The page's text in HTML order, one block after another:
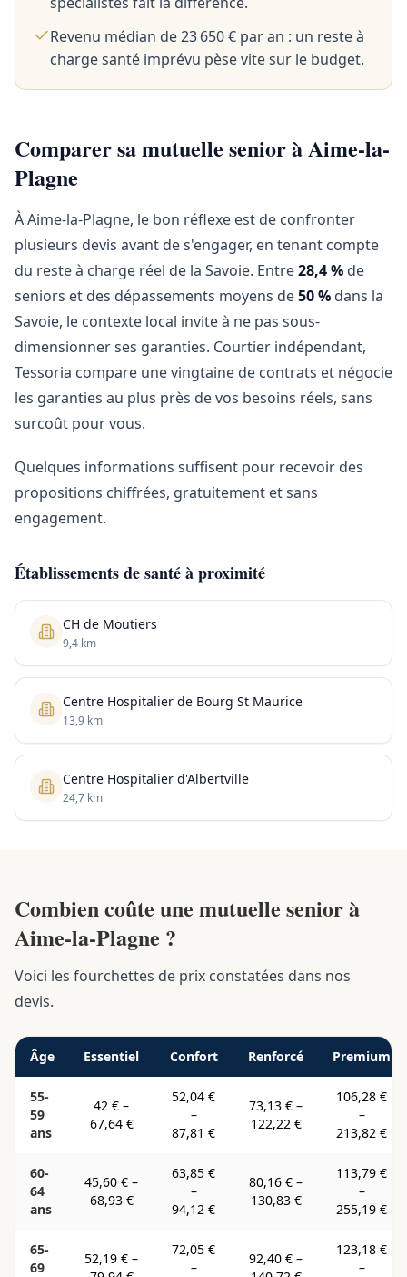
Revenu médian de 23 650 € par an : un reste à
charge santé imprévu pèse vite sur le budget.
Comparer sa mutuelle senior à Aime-la-
Plagne
À Aime-la-Plagne, le bon réflexe est de confronter
plusieurs devis avant de s'engager, en tenant compte
du reste à charge réel de la Savoie. Entre28,4 % de
seniors et des dépassements moyens de50 % dans la
Savoie, le contexte local invite à ne pas sous-
dimensionner ses garanties. Courtier indépendant,
Tessoria compare une vingtaine de contrats et négocie
les garanties au plus près de vos besoins réels, sans
surcoût pour vous.
Quelques informations suffisent pour recevoir des
propositions chiffrées, gratuitement et sans
engagement.
Établissements de santé à proximité
CH de Moutiers
9,4 km
Centre Hospitalier de Bourg St Maurice
13,9 km
Centre Hospitalier d'Albertville
24,7 km
Combien coûte une mutuelle senior à
Aime-la-Plagne ?
Voici les fourchettes de prix constatées dans nos
devis.
Âge Essentiel Confort Renforcé Premium
55-
59
ans
42 € –
67,64 €
52,04 €
–
87,81 €
73,13 € –
122,22 €
106,28 €
–
213,82 €
60-
64
ans
45,60 € –
68,93 €
63,85 €
–
94,12 €
80,16 € –
130,83 €
113,79 €
–
255,19 €
65-
69
52,19 € –
72,05 €
–
92,40 € –
123,18 €
–